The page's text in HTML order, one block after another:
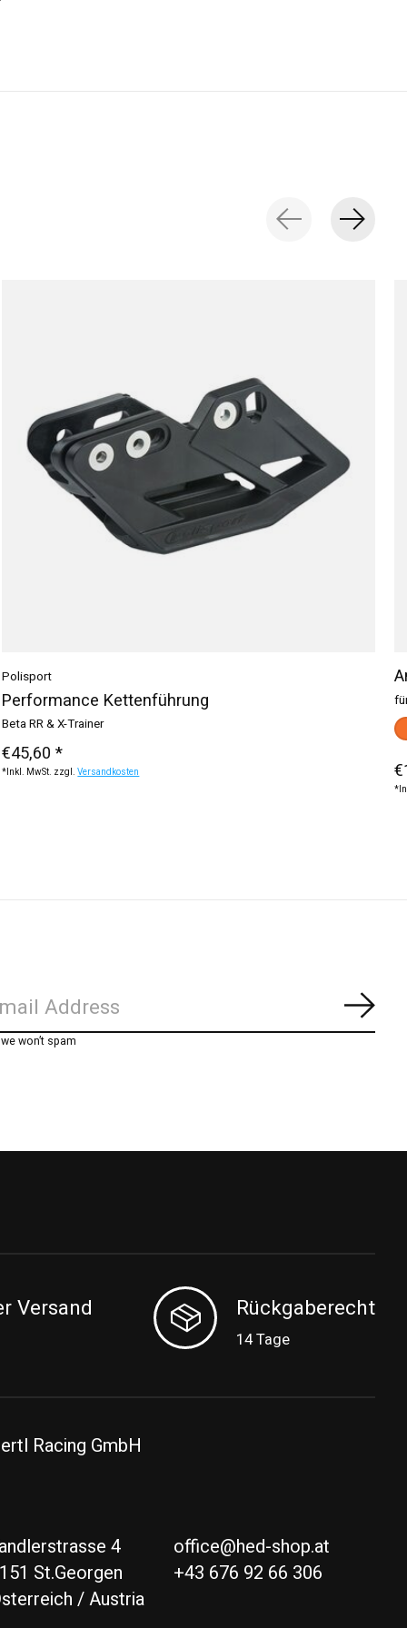
Polisport
Performance Kettenführung
Beta RR & X-Trainer
€45,60 *
*Inkl. MwSt. zzgl.Versandkosten
won’t spam
Versand Rückgaberecht
14 Tage
Racing GmbH
4
St.Georgen
/ Austria
office@hed-shop.at
+43 676 92 66 306